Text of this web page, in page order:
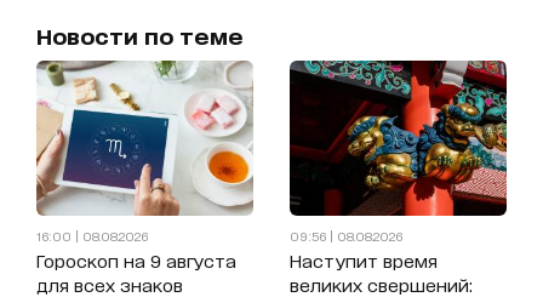
Новости по теме
16:00 | 08.08.2026
Гороскоп на 9 августа
для всех знаков
09:56 | 08.08.2026
Наступит время
великих свершений: